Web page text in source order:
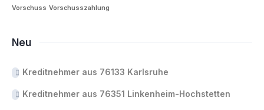
Vorschuss Vorschusszahlung
Neu
Kreditnehmer aus 76133 Karlsruhe
Kreditnehmer aus 76351 Linkenheim-Hochstetten